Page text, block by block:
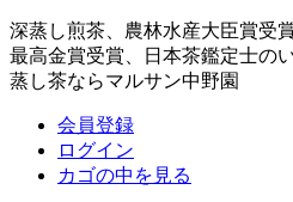
深蒸し煎茶、農林水産大臣賞受
最高金賞受賞、日本茶鑑定士の
蒸し茶ならマルサン中野園
会員登録
ログイン
カゴの中を見る